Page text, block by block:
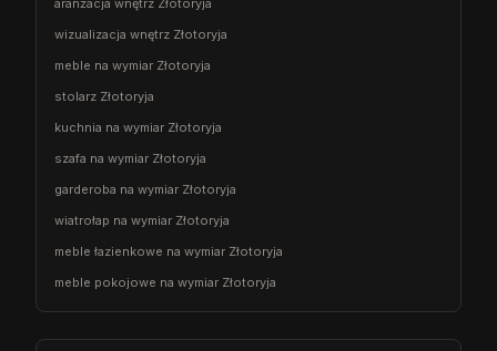
aranżacja wnętrz Złotoryja
wizualizacja wnętrz Złotoryja
meble na wymiar Złotoryja
stolarz Złotoryja
kuchnia na wymiar Złotoryja
szafa na wymiar Złotoryja
garderoba na wymiar Złotoryja
wiatrołap na wymiar Złotoryja
meble łazienkowe na wymiar Złotoryja
meble pokojowe na wymiar Złotoryja